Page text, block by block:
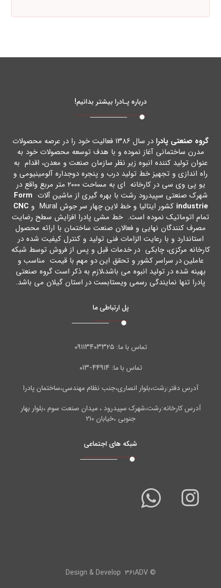
درباره پـادرا بیشتر بدانیم!
گروه صنعتی پادرا
در سال ۱۳۸۶ فعالیت خود را در عرصه محصولات
مدرن ساختمانی آغاز نموده و با هدف توسعه محصولات خود به
عنوان تولید کننده انبوه زیر نظر سازمان صنعت و معدن، اقدام به
راه اندازي و تجهیز خط تولید درب و پنجره دوجداره آلومینیومی و
یو پی وي سی در کارخانه اي به مساحت ۲۰۰۰ متر مربع واقع در
شهرك صنعتی سپیدرود رشت با بهره گیري از ماشین آلات Form
industrie کشور ایتالیا و خط لاین چهار سر جوش Mural و
CNC
تمام اتوماتیک نموده است. خط مشی پادرا افزایش سطح رضایت
مصرف کنندگان نهایی و فعالان صنعت ساختمان با ارائه محصول
استاندارد و با رعایت الزامات فنی تولید و کنترل کیفیت شده در
کارخانه مرکزي، چابکی در خدمات قبل و پس از فروش توسط شبکه
عاملین در سراسر کشور و تحقق این دو مهم با قیمت مناسب و
بهینه شده در تولید انبوه می باشد،لازم به ذکر است گروه صنعتی
پادرا تنها نمایندگی رسمی ویستابست در استان گیلان می باشد.
پل ارتباطی ما
تماس با ما:۰۹۱۱۳۴۰۳۳۲۵
تماس با ما: ۴۴۹۱۴-۰۱۳
آدرس دفتر:رشت،بلوار انصاری،جنب نظام مهندسی،ساختمان پادرا
آدرس کارخانه:رشت،شهرک سپیدرود ، میدان صنعت سوم ،بلوار بهار
جنوبی ،خیابان ۲۱۰
شبکه های اجتماعی
© Design & Develop۳۶۱ADV